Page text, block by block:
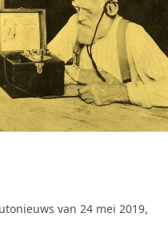
van 24 mei 2019,